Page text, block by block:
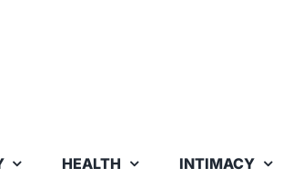
HEALTH INTIMACY